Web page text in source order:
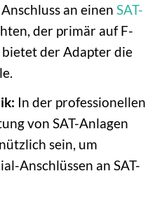
an einen SAT-
der primär auf F-
bietet der Adapter die
In der professionellen
von SAT-Anlagen
sein, um
Anschlüssen an SAT-